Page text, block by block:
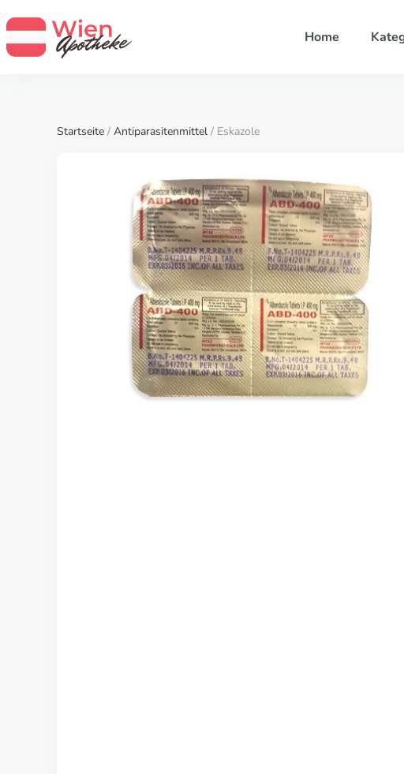
Home
Startseite / Antiparasitenmittel / Eskazole